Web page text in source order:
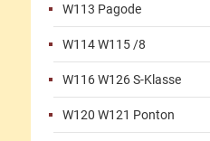
W113 Pagode
W114 W115 /8
W116 W126 S-Klasse
W120 W121 Ponton